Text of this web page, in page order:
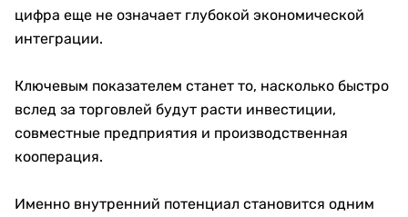
цифра еще не означает глубокой экономической
интеграции.
Ключевым показателем станет то, насколько быстро
вслед за торговлей будут расти инвестиции,
совместные предприятия и производственная
кооперация.
Именно внутренний потенциал становится одним